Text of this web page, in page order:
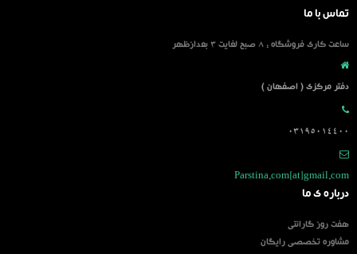
تماس با ما
ساعت کاری فروشگاه : 8 صبح لغایت 3 بعدازظهر
دفتر مرکزی ( اصفهان )
03195014400
Parstina.com[at]gmail.com
درباره ی ما
هفت روز گارانتی
مشاوره تخصصی رایگان